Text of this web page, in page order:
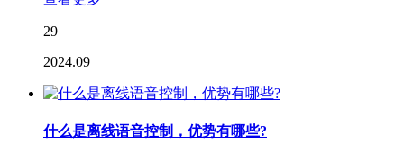
29
2024.09
什么是离线语音控制，优势有哪些?